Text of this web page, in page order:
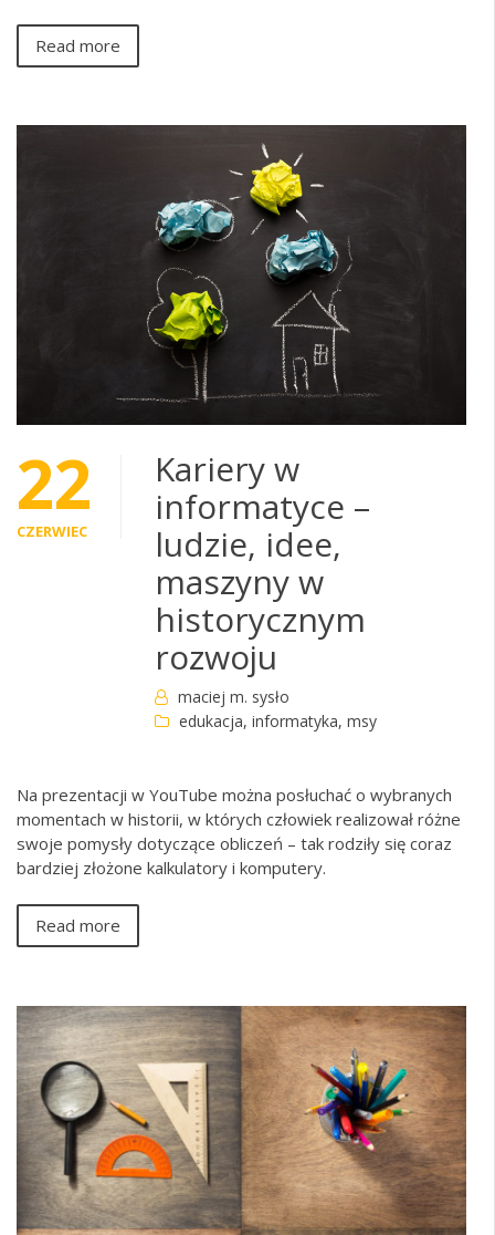
Read more
22
CZERWIEC
Kariery w
informatyce –
ludzie, idee,
maszyny w
historycznym
rozwoju
maciej m. sysło
edukacja, informatyka, msy
Na prezentacji w YouTube można posłuchać o wybranych
momentach w historii, w których człowiek realizował różne
swoje pomysły dotyczące obliczeń – tak rodziły się coraz
bardziej złożone kalkulatory i komputery.
Read more